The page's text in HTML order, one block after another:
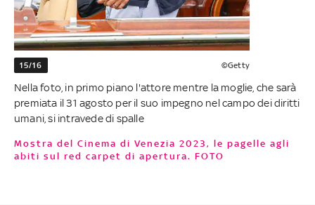
15/16 ©Getty
Nella foto, in primo piano l'attore mentre la moglie, che sarà
premiata il 31 agosto per il suo impegno nel campo dei diritti
umani, si intravede di spalle
Mostra del Cinema di Venezia 2023, le pagelle agli
abiti sul red carpet di apertura. FOTO